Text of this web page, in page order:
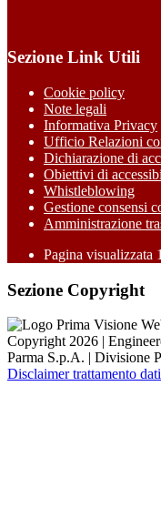
Sezione Link Utili
Cookie policy
Note legali
Informativa Privacy
Ufficio Relazioni
Dichiarazione di
Obiettivi di
Whistleblowing
Gestione consensi
Amministrazione
Pagina visualizzata
Sezione Copyright
Copyright 2026 |
Parma S.p.A. | Divisione
Disclaimer trattamento